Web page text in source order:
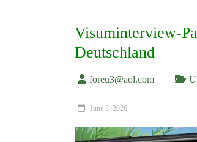
Visuminterview-
Deutschland
foreu3@aol.com
June 3, 2026